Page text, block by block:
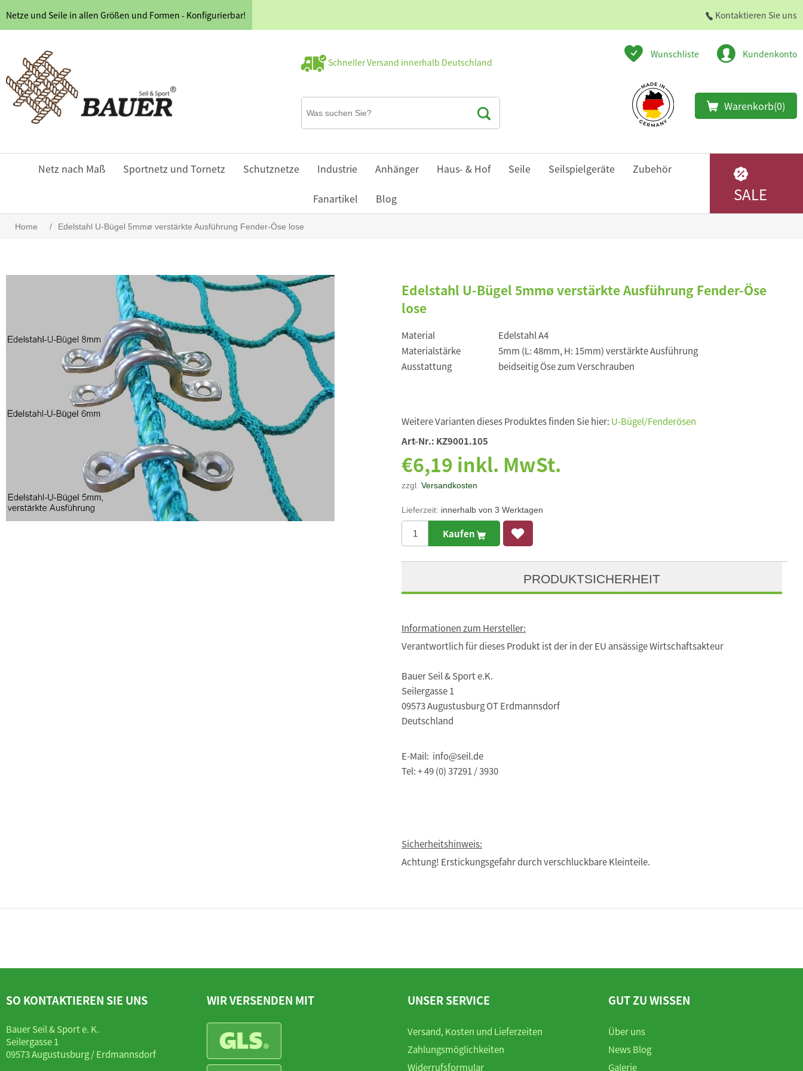
Netze und Seile in allen Größen und Formen - Konfigurierbar! Kontaktieren Sie uns
Schneller Versand innerhalb Deutschland
Wunschliste Kundenkonto
Warenkorb(0)
Netz nach Maß Sportnetz und Tornetz Schutznetze Industrie Anhänger Haus- & Hof Seile Seilspielgeräte Zubehör
Fanartikel Blog SALE
Home / Edelstahl U-Bügel 5mmø verstärkte Ausführung Fender-Öse lose
Edelstahl U-Bügel 5mmø verstärkte Ausführung Fender-Öse
lose
Material
Edelstahl A4
Materialstärke
5mm (L: 48mm, H: 15mm) verstärkte Ausführung
Ausstattung
beidseitig Öse zum Verschrauben
Weitere Varianten dieses Produktes finden Sie hier: U-Bügel/Fenderösen
Art-Nr.: KZ9001.105
€6,19 inkl. MwSt.
zzgl. Versandkosten
Lieferzeit: innerhalb von 3 Werktagen
Kaufen
PRODUKTSICHERHEIT
Informationen zum Hersteller:
Verantwortlich für dieses Produkt ist der in der EU ansässige Wirtschaftsakteur
Bauer Seil & Sport e.K.
Seilergasse 1
09573 Augustusburg OT Erdmannsdorf
Deutschland
E-Mail: info@seil.de
Tel: + 49 (0) 37291 / 3930
Sicherheitshinweis:
Achtung! Erstickungsgefahr durch verschluckbare Kleinteile.
SO KONTAKTIEREN SIE UNS
Bauer Seil & Sport e. K.
Seilergasse 1
09573 Augustusburg / Erdmannsdorf
WIR VERSENDEN MIT UNSER SERVICE
Versand, Kosten und Lieferzeiten
Zahlungsmöglichkeiten
Widerrufsformular
GUT ZU WISSEN
Über uns
News Blog
Galerie